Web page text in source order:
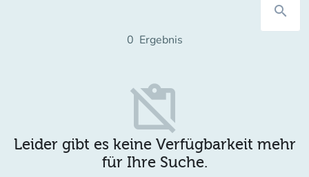
search
0 Ergebnis
content_paste_off
Leider gibt es keine Verfügbarkeit mehr
für Ihre Suche.